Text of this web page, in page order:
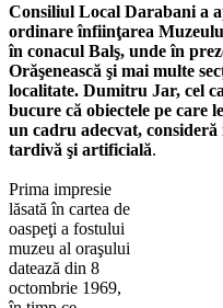
Consiliul Local Darabani a
ordinare înfiinţarea
în conacul Balş, unde în
Orăşenească şi mai multe
localitate. Dumitru Jar, cel
bucure că obiectele pe care
un cadru adecvat,
tardivă şi artificială.
Prima impresie
lăsată în cartea de
oaspeţi a fostului
muzeu al oraşului
datează din 8
octombrie 1969,